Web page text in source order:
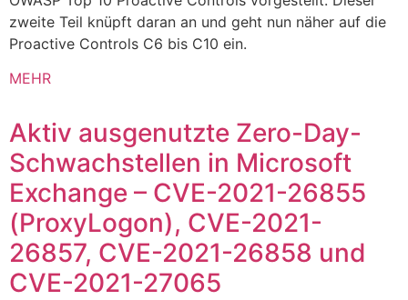
zweite Teil knüpft daran an und geht nun näher auf die
Proactive Controls C6 bis C10 ein.
MEHR
Aktiv ausgenutzte Zero-Day-
Schwachstellen in Microsoft
Exchange – CVE-2021-26855
(ProxyLogon), CVE-2021-
26857, CVE-2021-26858 und
CVE-2021-27065